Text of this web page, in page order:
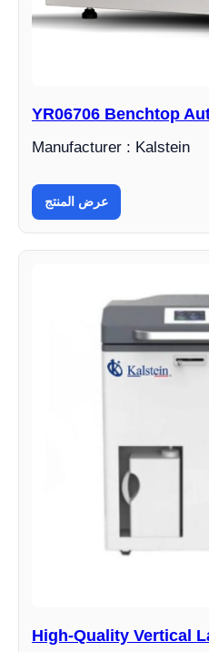
YR06706 Benchtop
Manufacturer : Kalstein
عرض المنتج
High-Quality Vertical